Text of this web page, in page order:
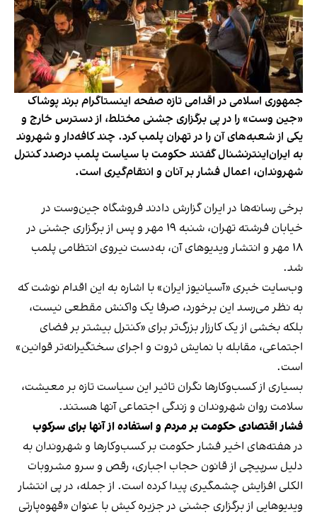
جمهوری اسلامی در اقدامی تازه صفحه اینستاگرام برند پوشاک
«جین وست» را در پی برگزاری جشنی مختلط، از دسترس خارج و
یکی از شعبه‌های آن را در تهران پلمب کرد. چند کافه‌‌دار و شهروند
به ایران‌اینترنشنال گفتند حکومت با سیاست پلمب درصدد کنترل
شهروندان، اعمال فشار بر آنان و انتقام‌گیری است.
برخی رسانه‌ها در ایران گزارش دادند فروشگاه جین‌وست در
خیابان فرشته تهران، شنبه ۱۹ مهر و پس از برگزاری جشنی در
۱۸ مهر و انتشار ویدیوهای آن، به‌دست نیروی انتظامی پلمب
شد.
وب‌سایت خبری «آسیانیوز ایران» با اشاره به این اقدام نوشت که
به نظر می‌رسد این برخورد، صرفا یک واکنش مقطعی نیست،
بلکه بخشی از یک کارزار بزرگ‌تر برای «کنترل بیشتر بر فضای
اجتماعی، مقابله با نمایش ثروت و اجرای سختگیرانه‌تر قوانین»
است.
بسیاری از کسب‌وکارها نگران تاثیر این سیاست‌ تازه بر معیشت،
سلامت روان شهروندان و زندگی اجتماعی آنها هستند.
فشار اقتصادی حکومت بر مردم و استفاده از آنها برای سرکوب
در هفته‌های اخیر فشار حکومت بر کسب‌وکارها و شهروندان به
دلیل سرپیچی از قانون حجاب اجباری، رقص و سرو مشروبات
الکلی افزایش چشمگیری پیدا کرده است. از جمله، در پی انتشار
ویدیوهایی از برگزاری جشنی در جزیره کیش با عنوان «قهوه‌پارتی